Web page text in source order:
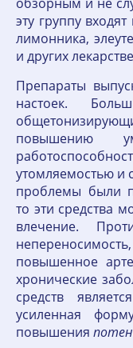
эту группу
лимонника,
и других
Препараты
настоек.
повышению
утомляемостью и
проблемы были
то эти средства
влечение.
повышенное
хронические
средств
усиленная
повышения